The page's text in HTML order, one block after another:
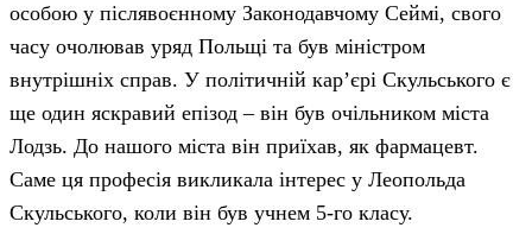
особою у післявоєнному Законодавчому Сеймі, свого
часу очолював уряд Польщі та був міністром
внутрішніх справ. У політичній кар’єрі Скульського є
ще один яскравий епізод – він був очільником міста
Лодзь. До нашого міста він приїхав, як фармацевт.
Саме ця професія викликала інтерес у Леопольда
Скульського, коли він був учнем 5-го класу.